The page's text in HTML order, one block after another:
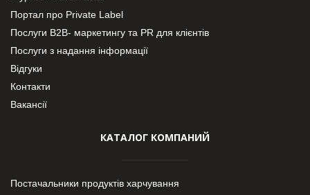
Портал про Private Label
Послуги В2В- маркетингу та PR для клієнтів
Послуги з надання інформації
Відгуки
Контакти
Вакансії
КАТАЛОГ КОМПАНИЙ
Постачальники продуктів харчування